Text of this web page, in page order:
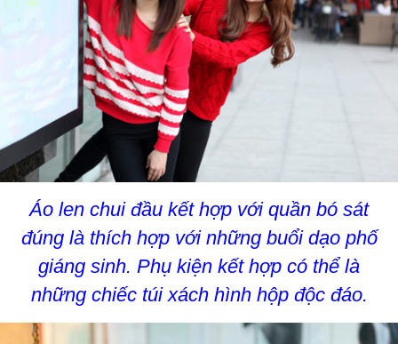
Áo len chui đầu kết hợp với quần bó sát
đúng là thích hợp với những buổi dạo phố
giáng sinh. Phụ kiện kết hợp có thể là
những chiếc túi xách hình hộp độc đáo.